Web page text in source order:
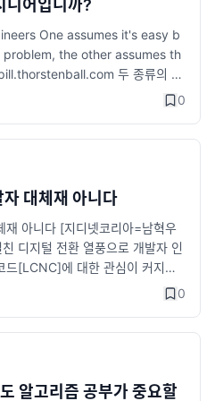
요합니다. 5. 식습관과 수면 관리
고 몸에 좋은 간식을 추천합니다.
강에 좋겠죠? 견과류 (아몬드, 호
등) 요거트 수면 습관 하루의 컨
는 데 필수입니다. 잠들기 전 스마
어둡고 조용하게 만들어보세요.
퍼포먼스를 내기 위한 기본 조건
한 루틴부터 하나씩 시작해보세
과를 가져올 것입니다.
를 분석하여 텍스트를 생성하는
모델은 이미지 데이터를 기반
합니다. EXAONE: 영어와 한국어
한국어 모두에서 고품질의 텍스
이 가능합니다. 예시 코드: import
transformers'; const textG
generation', 'exaone'); cons
안녕하세요, 오늘 날씨는'); con
방법을 보여줍니다. 한국어와 영
플리케이션에서 유용하게 사용할
개선 사항 이번 릴리스에서는 여러
졌습니다. 자세한 내용은 릴리스
v3.2.0은 웹 개발자들에게
수 있는 도구를 제공합니다. 특히,
델을 실행할 수 있어 웹 애플리케
를 개발해보시기 바랍니다. 출처 T
니어입니까?
One assumes it's easy b
the other assumes th
두 종류의 엔
형은 문제를 해결하려는 엔지니어
으로 느낍니다. 두 번째 유형은
하는 엔지니어입니다. 이들은 코
작성한 코드가 어떤 영향을 미치
탕으로 최적화하고 성능을 향상
유형의 엔지니어는 각각 장단점
는 엔지니어는 빠르게 결과물을
서 코드를 신뢰할 수 있습니다. 반
에러를 발견하고 수정하는 데 능
트웨어 엔지니어는 이 두 가지
다. 즉, 코드가 기능적인 면에서
며, 이해하기 쉽고 확장하기 용이
0
대체재 아니다
재 아니다 [지디넷코리아=남혁우
디지털 전환 열풍으로 개발자 인
드[LCNC]에 대한 관심이 커지고
결국 그것을 만들 개발자가 필0
알고리즘 공부가 중요할